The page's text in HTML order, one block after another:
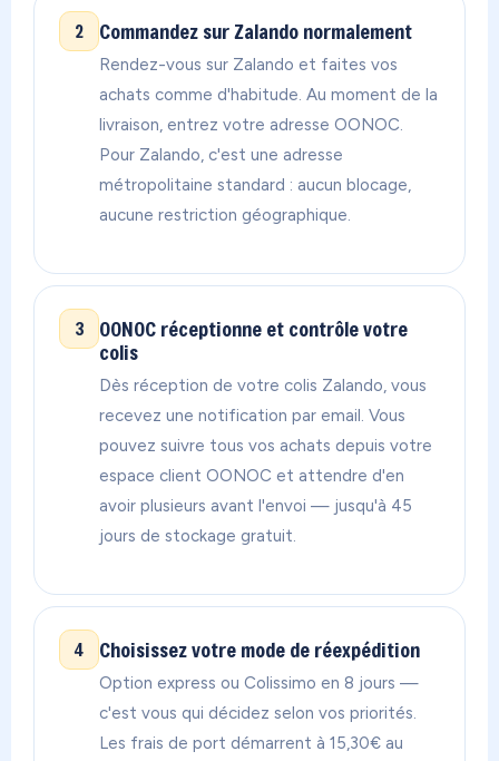
2 Commandez sur Zalando normalement
Rendez-vous sur Zalando et faites vos
achats comme d'habitude. Au moment de la
livraison, entrez votre adresse OONOC.
Pour Zalando, c'est une adresse
métropolitaine standard : aucun blocage,
aucune restriction géographique.
3
OONOC réceptionne et contrôle votre
colis
Dès réception de votre colis Zalando, vous
recevez une notification par email. Vous
pouvez suivre tous vos achats depuis votre
espace client OONOC et attendre d'en
avoir plusieurs avant l'envoi — jusqu'à 45
jours de stockage gratuit.
4 Choisissez votre mode de réexpédition
Option express ou Colissimo en 8 jours —
c'est vous qui décidez selon vos priorités.
Les frais de port démarrent à 15,30€ au